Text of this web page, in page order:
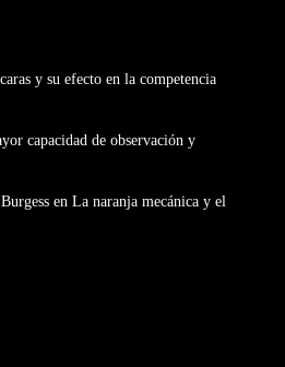
y su efecto en la competencia
capacidad de observación y
en La naranja mecánica y el